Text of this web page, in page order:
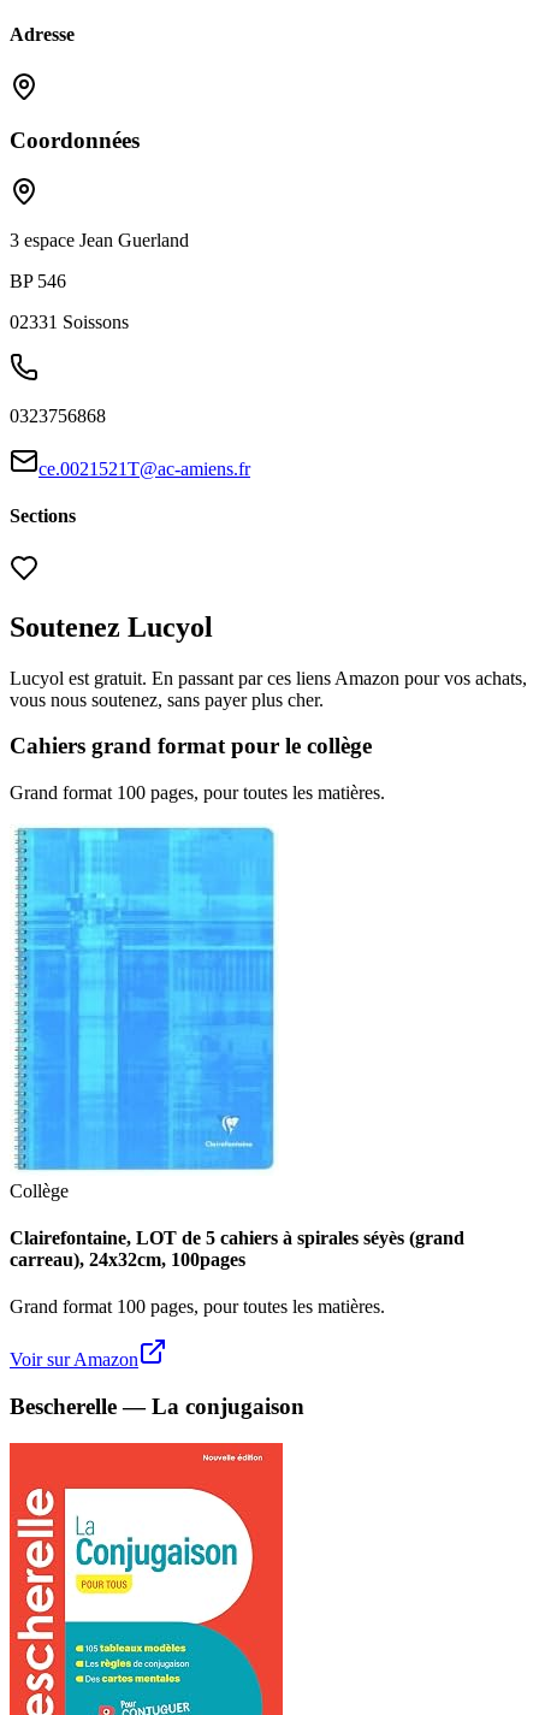
Adresse
Coordonnées
3 espace Jean Guerland
BP 546
02331 Soissons
0323756868
ce.0021521T@ac-amiens.fr
Sections
Soutenez Lucyol
Lucyol est gratuit. En passant par ces liens Amazon pour vos achats,
vous nous soutenez, sans payer plus cher.
Cahiers grand format pour le collège
Grand format 100 pages, pour toutes les matières.
Collège
Clairefontaine, LOT de 5 cahiers à spirales séyès (grand
carreau), 24x32cm, 100pages
Grand format 100 pages, pour toutes les matières.
Voir sur Amazon
Bescherelle — La conjugaison